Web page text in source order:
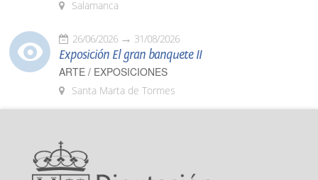
Salamanca
26/06/2026 31/08/2026
Exposición El gran banquete II
ARTE / EXPOSICIONES
Santa Marta de Tormes